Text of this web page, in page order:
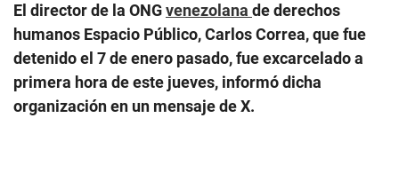
El director de la ONGvenezolana de derechos
humanos Espacio Público, Carlos Correa, que fue
detenido el 7 de enero pasado, fue excarcelado a
primera hora de este jueves, informó dicha
organización en un mensaje de X.